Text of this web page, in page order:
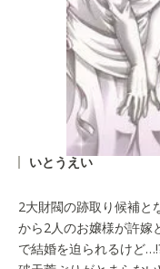
いとうえい
2大財閥の跡取り候補と
から2人のお嬢様が許
で結婚を迫られるけど